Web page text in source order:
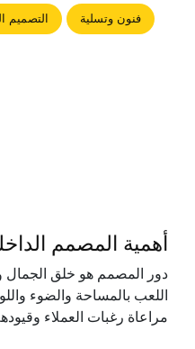
فنون وتسلية التصميم
أهمية المصمم
دور المصمم هو خلق الجمال
اللعب بالمساحة والضوء
مراعاة رغبات العملاء